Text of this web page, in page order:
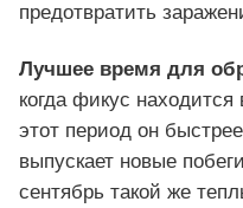
предотвратить
Лучшее время для
когда фикус
этот период он
выпускает новые
сентябрь такой же